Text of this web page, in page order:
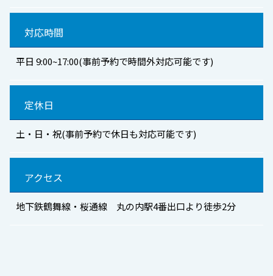
対応時間
平日 9:00~17:00(事前予約で時間外対応可能です)
定休日
土・日・祝(事前予約で休日も対応可能です)
アクセス
地下鉄鶴舞線・桜通線 丸の内駅4番出口より徒歩2分